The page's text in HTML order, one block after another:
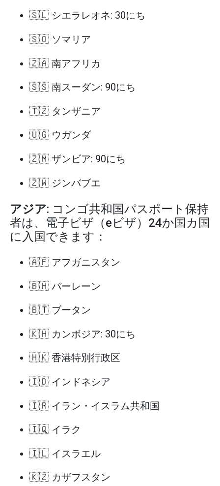
🇸🇱 シエラレオネ: 30にち
🇸🇴 ソマリア
🇿🇦 南アフリカ
🇸🇸 南スーダン: 90にち
🇹🇿 タンザニア
🇺🇬 ウガンダ
🇿🇲 ザンビア: 90にち
🇿🇼 ジンバブエ
アジア: コンゴ共和国パスポート保持
者は、電子ビザ（eビザ）24か国カ国
に入国できます：
🇦🇫 アフガニスタン
🇧🇭 バーレーン
🇧🇹 ブータン
🇰🇭 カンボジア: 30にち
🇭🇰 香港特別行政区
🇮🇩 インドネシア
🇮🇷 イラン・イスラム共和国
🇮🇶 イラク
🇮🇱 イスラエル
🇰🇿 カザフスタン